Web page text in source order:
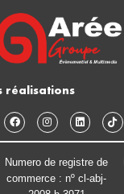
réalisations
Numero de registre de
commerce : nº cl-abj-